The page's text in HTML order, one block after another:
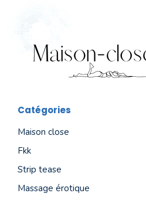
Catégories
Maison close
Fkk
Strip tease
Massage érotique